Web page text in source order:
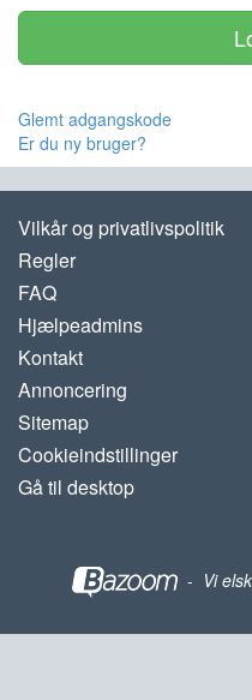
Glemt adgangskode
Er du ny bruger?
Vilkår og privatlivspolitik
Regler
FAQ
Hjælpeadmins
Kontakt
Annoncering
Sitemap
Cookieindstillinger
Gå til desktop
- Vi